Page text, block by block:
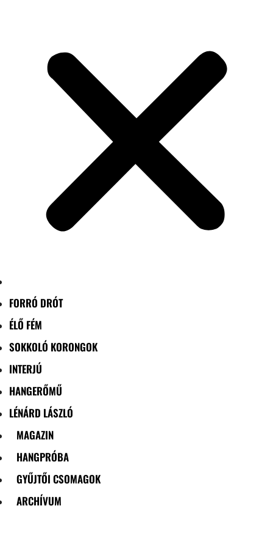
FORRÓ DRÓT
ÉLŐ FÉM
SOKKOLÓ KORONGOK
INTERJÚ
HANGERŐMŰ
LÉNÁRD LÁSZLÓ
MAGAZIN
HANGPRÓBA
GYŰJTŐI CSOMAGOK
ARCHÍVUM